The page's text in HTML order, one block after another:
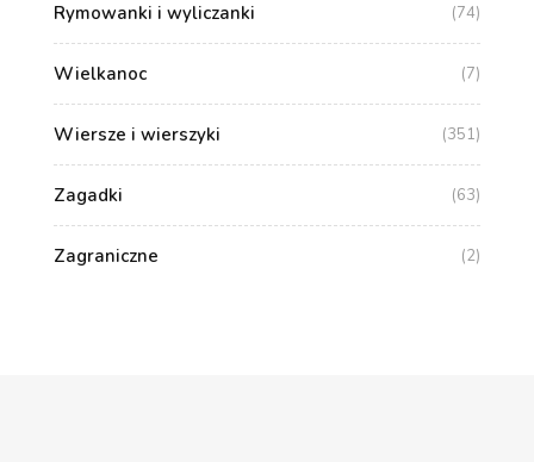
Rymowanki i wyliczanki (74)
Wielkanoc (7)
Wiersze i wierszyki (351)
Zagadki (63)
Zagraniczne (2)